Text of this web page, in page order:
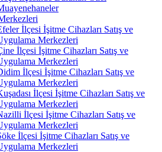
İlçesi İşitme Cihazları Satış ve
Merkezleri
İlçesi İşitme Cihazları Satış ve
Merkezleri
İlçesi İşitme Cihazları Satış ve
Merkezleri
İlçesi İşitme Cihazları Satış ve
Merkezleri
İlçesi İşitme Cihazları Satış ve
Merkezleri
İlçesi İşitme Cihazları Satış ve
Merkezleri